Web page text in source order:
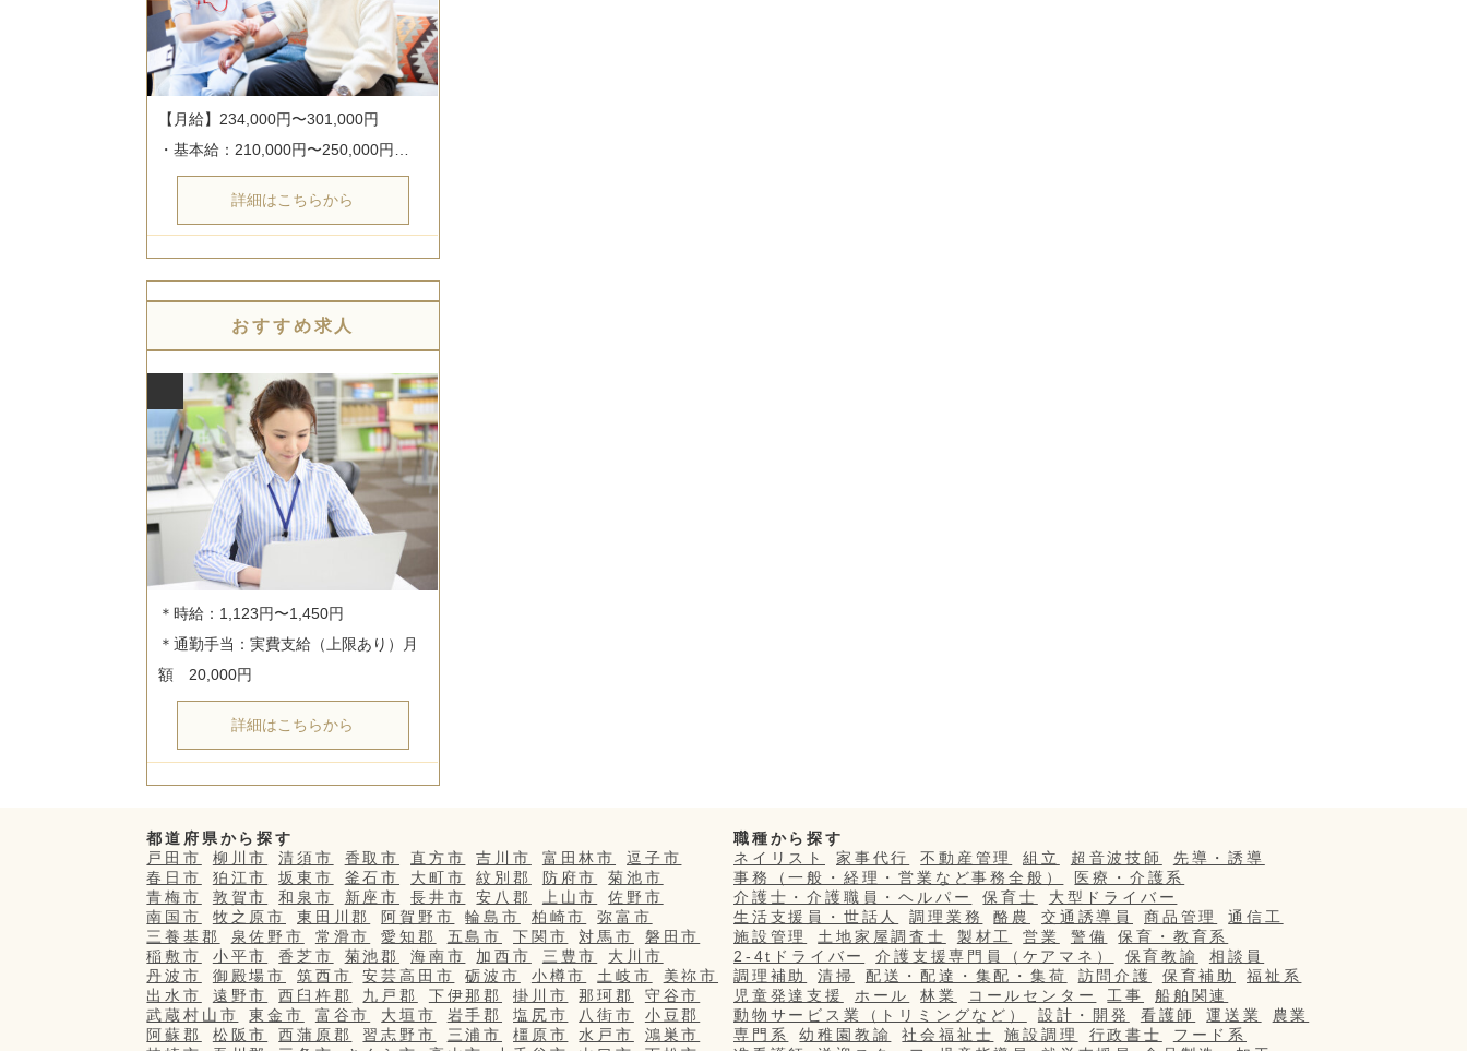
【月給】234,000円〜301,000円
・基本給：210,000円〜250,000円…
詳細はこちらから
おすすめ求人
＊時給：1,123円〜1,450円
＊通勤手当：実費支給（上限あり）月
詳細はこちらから
都道府県から探す
戸田市
柳川市 清須市 香取市 直方市 吉川市 富田林市
逗子市
春日市
狛江市 坂東市 釜石市 大町市 紋別郡 防府市
菊池市
青梅市
敦賀市 和泉市 新座市 長井市 安八郡 上山市
佐野市
南国市
牧之原市 東田川郡 阿賀野市 輪島市 柏崎市
弥富市
三養基郡
泉佐野市 常滑市 愛知郡 五島市 下関市 対馬市
磐田市
稲敷市
小平市 香芝市 菊池郡 海南市 加西市 三豊市
大川市
丹波市
御殿場市 筑西市 安芸高田市 砺波市 小樽市 土岐市
美祢市
出水市
遠野市 西臼杵郡 九戸郡 下伊那郡 掛川市 那珂郡
守谷市
武蔵村山市
東金市 富谷市 大垣市 岩手郡 塩尻市 八街市
小豆郡
阿蘇郡
松阪市 西蒲原郡 習志野市 三浦市 橿原市 水戸市
鴻巣市
職種から探す
ネイリスト
家事代行 不動産管理 組立 超音波技師
先導・誘導
事務（一般・経理・営業など事務全般）
医療・介護系
介護士・介護職員・ヘルパー
保育士
大型ドライバー
生活支援員・世話人
調理業務 酪農 交通誘導員 商品管理
通信工
施設管理
土地家屋調査士 製材工 営業 警備
保育・教育系
2-4tドライバー
介護支援専門員（ケアマネ） 保育教諭
相談員
調理補助
清掃 配送・配達・集配・集荷 訪問介護 保育補助
福祉系
児童発達支援
ホール 林業 コールセンター 工事
船舶関連
動物サービス業（トリミングなど）
設計・開発 看護師 運送業
農業
専門系
幼稚園教諭 社会福祉士 施設調理 行政書士
フード系